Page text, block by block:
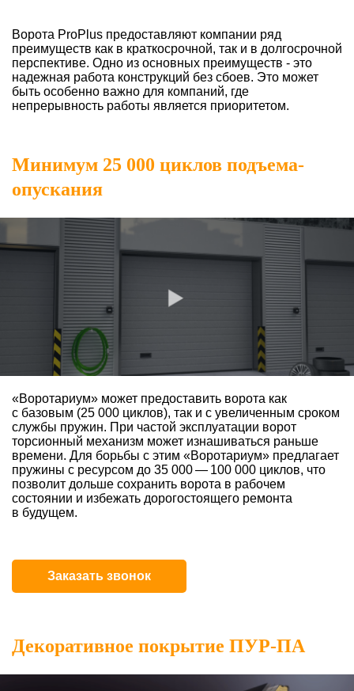
Ворота ProPlus предоставляют компании ряд
преимуществ как в краткосрочной, так и в долгосрочной
перспективе. Одно из основных преимуществ - это
надежная работа конструкций без сбоев. Это может
быть особенно важно для компаний, где
непрерывность работы является приоритетом.
Минимум 25 000 циклов подъема-
опускания
«Воротариум» может предоставить ворота как
с базовым (25 000 циклов), так и с увеличенным сроком
службы пружин. При частой эксплуатации ворот
торсионный механизм может изнашиваться раньше
времени. Для борьбы с этим «Воротариум» предлагает
пружины с ресурсом до 35 000 — 100 000 циклов, что
позволит дольше сохранить ворота в рабочем
состоянии и избежать дорогостоящего ремонта
в будущем.
Заказать звонок
Декоративное покрытие ПУР-ПА